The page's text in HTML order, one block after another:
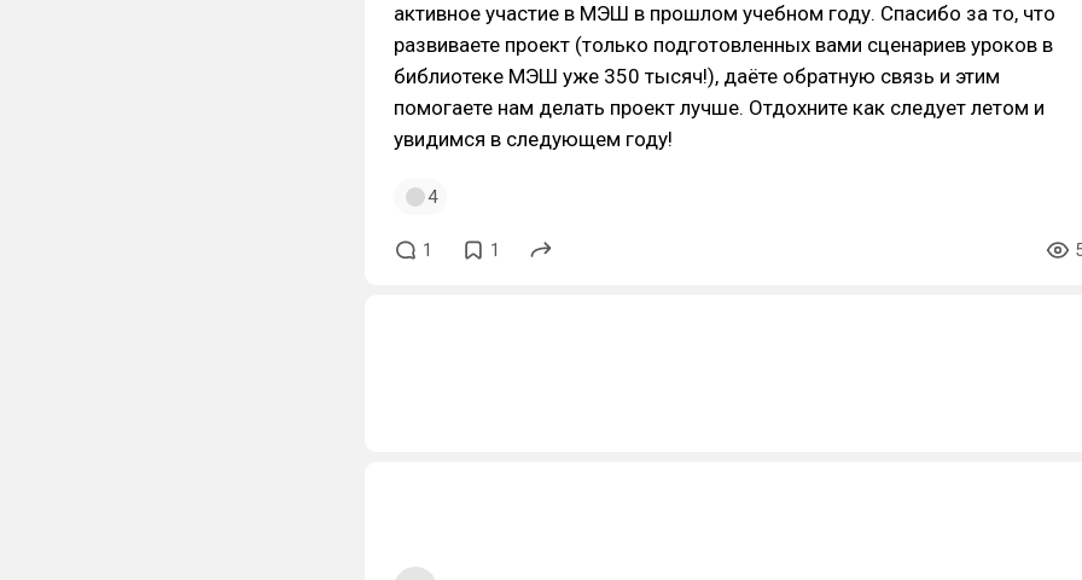
активное участие в МЭШ в прошлом учебном году. Спасибо за то, что
развиваете проект (только подготовленных вами сценариев уроков в
библиотеке МЭШ уже 350 тысяч!), даёте обратную связь и этим
помогаете нам делать проект лучше. Отдохните как следует летом и
увидимся в следующем году!
4
1 1